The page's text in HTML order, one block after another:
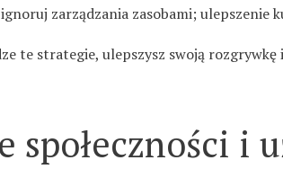
zarządzania zasobami; ulepszenie
te strategie, ulepszysz swoją
społeczności i